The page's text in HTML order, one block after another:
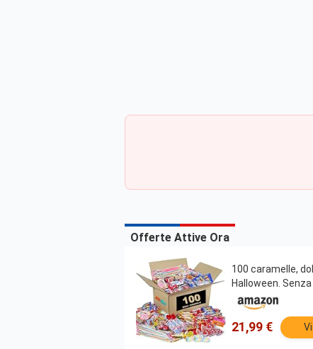
Offerte Attive Ora
100 caramelle,
Halloween.
21,99 €